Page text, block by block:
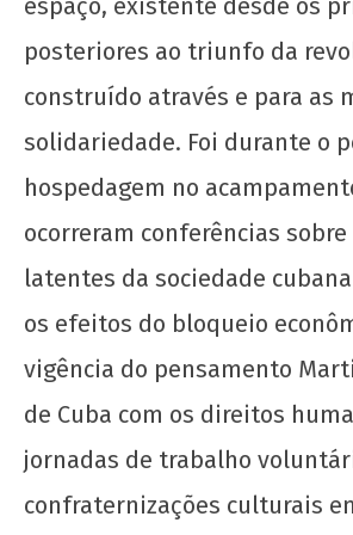
espaço, existente desde os
posteriores ao triunfo da
construído através e para as
solidariedade. Foi durante o
hospedagem no
ocorreram conferências
latentes da sociedade
os efeitos do bloqueio
vigência do pensamento
de Cuba com os direitos
jornadas de trabalho
confraternizações culturais